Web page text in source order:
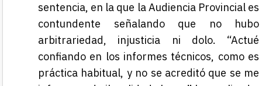
sentencia, en la que la Audiencia Provincial es
contundente señalando que no hubo
arbitrariedad, injusticia ni dolo. “Actué
confiando en los informes técnicos, como es
práctica habitual, y no se acreditó que se me